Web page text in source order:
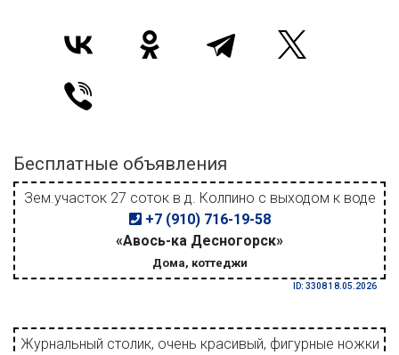
Бесплатные объявления
Зем.участок 27 соток в д. Колпино с выходом к воде
+7 (910) 716-19-58
«Авось-ка Десногорск»
Дома, коттеджи
ID: 3308 18.05.2026
Журнальный столик, очень красивый, фигурные ножки